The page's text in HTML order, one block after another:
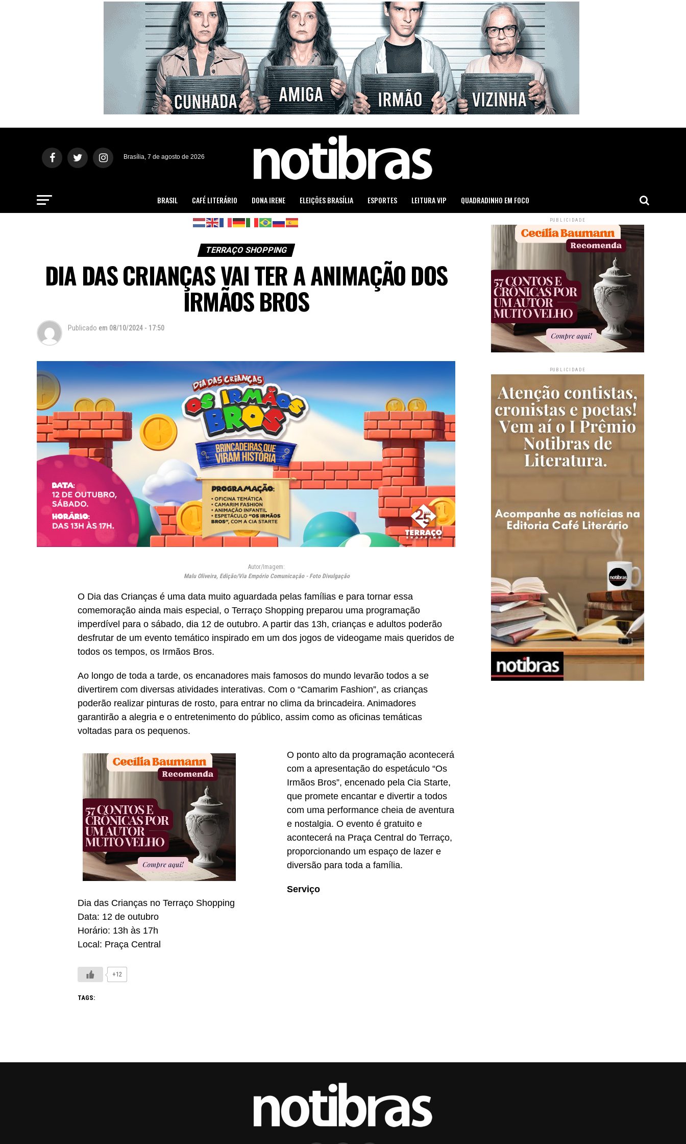
Brasília, 7 de agosto de 2026
BRASIL CAFÉ LITERÁRIO DONA IRENE ELEIÇÕES BRASÍLIA ESPORTES LEITURA VIP QUADRADINHO EM FOCO
TERRAÇO SHOPPING
DIA DAS CRIANÇAS VAI TER A ANIMAÇÃO DOS
IRMÃOS BROS
Publicado em 08/10/2024 - 17:50
Autor/Imagem:
Malu Oliveira, Edição/Via Empório Comunicação - Foto Divulgação
O Dia das Crianças é uma data muito aguardada pelas famílias e para tornar essa
comemoração ainda mais especial, o Terraço Shopping preparou uma programação
imperdível para o sábado, dia 12 de outubro. A partir das 13h, crianças e adultos poderão
desfrutar de um evento temático inspirado em um dos jogos de videogame mais queridos de
todos os tempos, os Irmãos Bros.
Ao longo de toda a tarde, os encanadores mais famosos do mundo levarão todos a se
divertirem com diversas atividades interativas. Com o “Camarim Fashion”, as crianças
poderão realizar pinturas de rosto, para entrar no clima da brincadeira. Animadores
garantirão a alegria e o entretenimento do público, assim como as oficinas temáticas
voltadas para os pequenos.
O ponto alto da programação acontecerá
com a apresentação do espetáculo “Os
Irmãos Bros”, encenado pela Cia Starte,
que promete encantar e divertir a todos
com uma performance cheia de aventura
e nostalgia. O evento é gratuito e
acontecerá na Praça Central do Terraço,
proporcionando um espaço de lazer e
diversão para toda a família.
Serviço
Dia das Crianças no Terraço Shopping
Data: 12 de outubro
Horário: 13h às 17h
Local: Praça Central
+12
TAGS:
PUBLICIDADE
PUBLICIDADE